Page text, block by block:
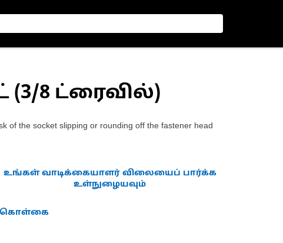
(3/8 ட்ரைவில்)
of the socket slipping or rounding off the fastener head
உங்கள் வாடிக்கையாளர் விலையைப் பார்க்க
உள்நுழையவும்
கொள்கை